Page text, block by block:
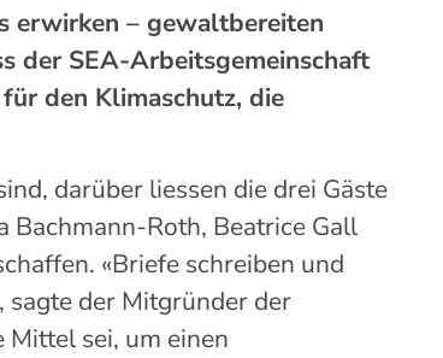
erwirken – gewaltbereiten
der SEA-Arbeitsgemeinschaft
für den Klimaschutz, die
darüber liessen die drei Gäste
Bachmann-Roth, Beatrice Gall
«Briefe schreiben und
sagte der Mitgründer der
Mittel sei, um einen